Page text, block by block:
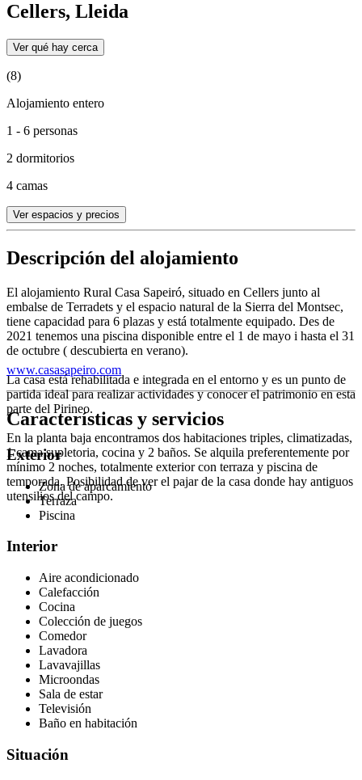
Cellers, Lleida
Ver qué hay cerca
(8)
Alojamiento entero
1 - 6 personas
2 dormitorios
4 camas
Ver espacios y precios
Descripción del alojamiento
El alojamiento Rural Casa Sapeiró, situado en Cellers junto al
embalse de Terradets y el espacio natural de la Sierra del Montsec,
tiene capacidad para 6 plazas y está totalmente equipado. Des de
2021 tenemos una piscina disponible entre el 1 de mayo i hasta el 31
de octubre ( descubierta en verano).
La casa está rehabilitada e integrada en el entorno y es un punto de
partida ideal para realizar actividades y conocer el patrimonio en esta
parte del Pirineo.
En la planta baja encontramos dos habitaciones triples, climatizadas,
1 cama supletoria, cocina y 2 baños. Se alquila preferentemente por
mínimo 2 noches, totalmente exterior con terraza y piscina de
temporada. Posibilidad de ver el pajar de la casa donde hay antiguos
utensilios del campo.
www.casasapeiro.com
Características y servicios
Exterior
Zona de aparcamiento
Terraza
Piscina
Interior
Aire acondicionado
Calefacción
Cocina
Colección de juegos
Comedor
Lavadora
Lavavajillas
Microondas
Sala de estar
Televisión
Baño en habitación
Situación